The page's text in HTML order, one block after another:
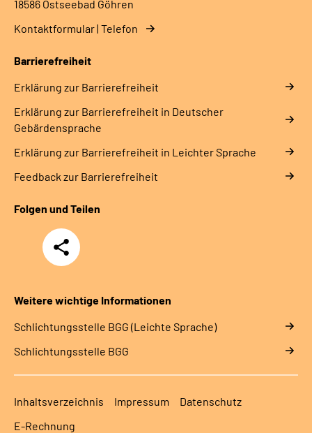
18586 Ostseebad Göhren
Kontaktformular | Telefon
Barrierefreiheit
Erklärung zur Barrierefreiheit
Erklärung zur Barrierefreiheit in Deutscher
Gebärdensprache
Erklärung zur Barrierefreiheit in Leichter Sprache
Feedback zur Barrierefreiheit
Folgen und Teilen
Teilen
Weitere wichtige Informationen
Schlich­tungs­stel­le BGG (Leichte Sprache)
Schlich­tungs­stel­le BGG
Inhaltsverzeichnis Impressum
Datenschutz
E-Rechnung